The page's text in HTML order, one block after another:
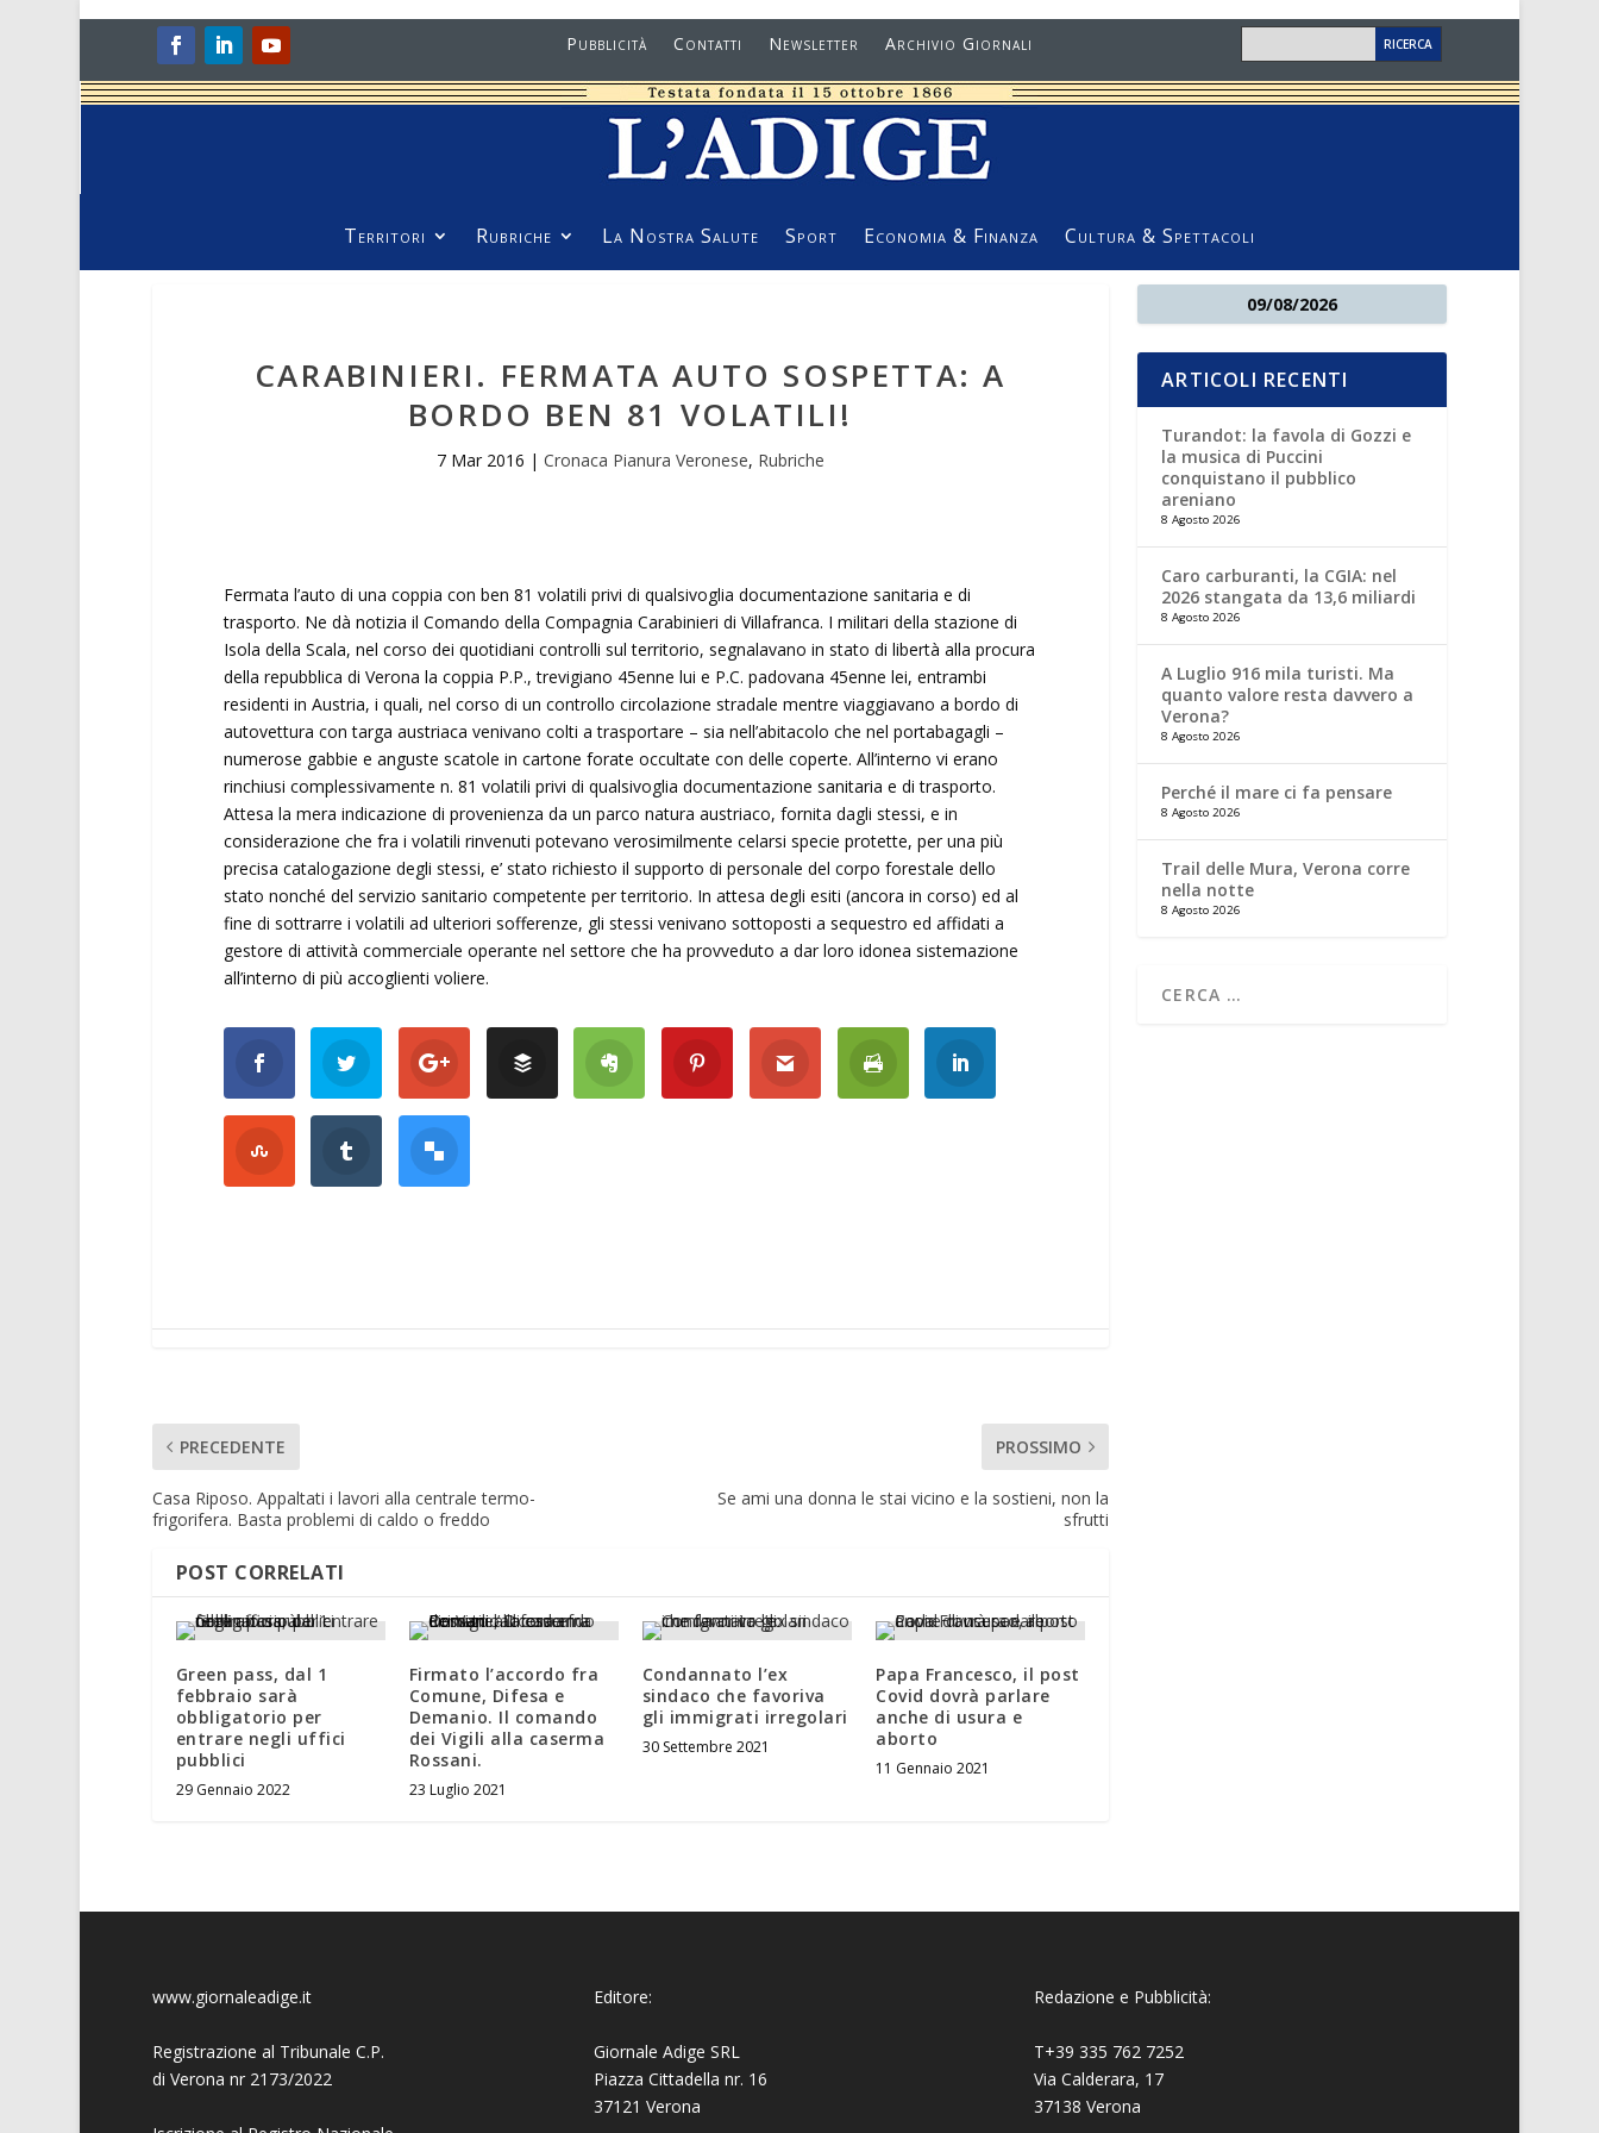
Pubblicità Contatti Newsletter Archivio Giornali
Territori Rubriche La Nostra Salute Sport Economia & Finanza Cultura & Spettacoli
CARABINIERI. FERMATA AUTO SOSPETTA: A
BORDO BEN 81 VOLATILI!
7 Mar 2016 | Cronaca Pianura Veronese, Rubriche
Fermata l’auto di una coppia con ben 81 volatili privi di qualsivoglia documentazione sanitaria e di
trasporto. Ne dà notizia il Comando della Compagnia Carabinieri di Villafranca. I militari della stazione di
Isola della Scala, nel corso dei quotidiani controlli sul territorio, segnalavano in stato di libertà alla procura
della repubblica di Verona la coppia P.P., trevigiano 45enne lui e P.C. padovana 45enne lei, entrambi
residenti in Austria, i quali, nel corso di un controllo circolazione stradale mentre viaggiavano a bordo di
autovettura con targa austriaca venivano colti a trasportare – sia nell’abitacolo che nel portabagagli –
numerose gabbie e anguste scatole in cartone forate occultate con delle coperte. All’interno vi erano
rinchiusi complessivamente n. 81 volatili privi di qualsivoglia documentazione sanitaria e di trasporto.
Attesa la mera indicazione di provenienza da un parco natura austriaco, fornita dagli stessi, e in
considerazione che fra i volatili rinvenuti potevano verosimilmente celarsi specie protette, per una più
precisa catalogazione degli stessi, e’ stato richiesto il supporto di personale del corpo forestale dello
stato nonché del servizio sanitario competente per territorio. In attesa degli esiti (ancora in corso) ed al
fine di sottrarre i volatili ad ulteriori sofferenze, gli stessi venivano sottoposti a sequestro ed affidati a
gestore di attività commerciale operante nel settore che ha provveduto a dar loro idonea sistemazione
all’interno di più accoglienti voliere.
PRECEDENTE
Casa Riposo. Appaltati i lavori alla centrale termo-
frigorifera. Basta problemi di caldo o freddo
PROSSIMO
Se ami una donna le stai vicino e la sostieni, non la
sfrutti
POST CORRELATI
Green pass, dal 1
febbraio sarà
obbligatorio per
entrare negli uffici
pubblici
29 Gennaio 2022
Firmato l’accordo fra
Comune, Difesa e
Demanio. Il comando
dei Vigili alla caserma
Rossani.
23 Luglio 2021
Condannato l’ex
sindaco che favoriva
gli immigrati irregolari
30 Settembre 2021
Papa Francesco, il post
Covid dovrà parlare
anche di usura e
aborto
11 Gennaio 2021
09/08/2026
ARTICOLI RECENTI
Turandot: la favola di Gozzi e
la musica di Puccini
conquistano il pubblico
areniano
8 Agosto 2026
Caro carburanti, la CGIA: nel
2026 stangata da 13,6 miliardi
8 Agosto 2026
A Luglio 916 mila turisti. Ma
quanto valore resta davvero a
Verona?
8 Agosto 2026
Perché il mare ci fa pensare
8 Agosto 2026
Trail delle Mura, Verona corre
nella notte
8 Agosto 2026
www.giornaleadige.it
Registrazione al Tribunale C.P.
di Verona nr 2173/2022
Editore:
Giornale Adige SRL
Piazza Cittadella nr. 16
37121 Verona
Redazione e Pubblicità:
T+39 335 762 7252
Via Calderara, 17
37138 Verona